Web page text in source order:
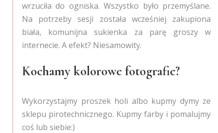
wrzuciła do ogniska. Wszystko było przemyślane.
Na potrzeby sesji została wcześniej zakupiona
biała, komunijna sukienka za parę groszy w
internecie. A efekt? Niesamowity.
Kochamy kolorowe fotografie?
Wykorzystajmy proszek holi albo kupmy dymy ze
sklepu pirotechnicznego. Kupmy farby i pomalujmy
coś lub siebie:)